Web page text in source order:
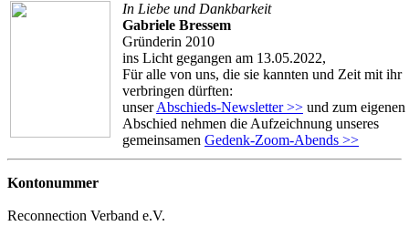
In Liebe und Dankbarkeit
Gabriele Bressem
Gründerin 2010
ins Licht gegangen am 13.05.2022,
Für alle von uns, die sie kannten und Zeit mit ihr
verbringen dürften:
unserAbschieds-Newsletter >> und zum eigenen
Abschied nehmen die Aufzeichnung unseres
gemeinsamen Gedenk-Zoom-Abends >>
Kontonummer
Reconnection Verband e.V.